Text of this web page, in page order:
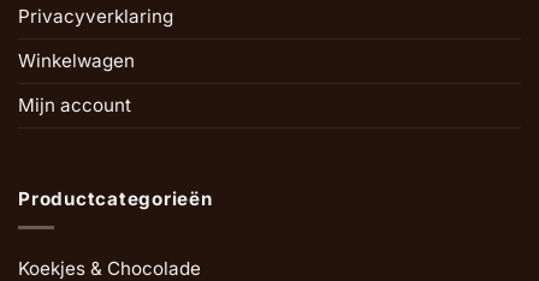
Privacyverklaring
Winkelwagen
Mijn account
Productcategorieën
Koekjes & Chocolade